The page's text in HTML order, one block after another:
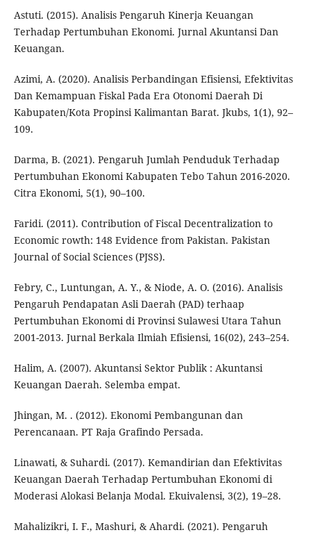
Astuti. (2015). Analisis Pengaruh Kinerja Keuangan
Terhadap Pertumbuhan Ekonomi. Jurnal Akuntansi Dan
Keuangan.
Azimi, A. (2020). Analisis Perbandingan Efisiensi, Efektivitas
Dan Kemampuan Fiskal Pada Era Otonomi Daerah Di
Kabupaten/Kota Propinsi Kalimantan Barat. Jkubs, 1(1), 92–
109.
Darma, B. (2021). Pengaruh Jumlah Penduduk Terhadap
Pertumbuhan Ekonomi Kabupaten Tebo Tahun 2016-2020.
Citra Ekonomi, 5(1), 90–100.
Faridi. (2011). Contribution of Fiscal Decentralization to
Economic rowth: 148 Evidence from Pakistan. Pakistan
Journal of Social Sciences (PJSS).
Febry, C., Luntungan, A. Y., & Niode, A. O. (2016). Analisis
Pengaruh Pendapatan Asli Daerah (PAD) terhaap
Pertumbuhan Ekonomi di Provinsi Sulawesi Utara Tahun
2001-2013. Jurnal Berkala Ilmiah Efisiensi, 16(02), 243–254.
Halim, A. (2007). Akuntansi Sektor Publik : Akuntansi
Keuangan Daerah. Selemba empat.
Jhingan, M. . (2012). Ekonomi Pembangunan dan
Perencanaan. PT Raja Grafindo Persada.
Linawati, & Suhardi. (2017). Kemandirian dan Efektivitas
Keuangan Daerah Terhadap Pertumbuhan Ekonomi di
Moderasi Alokasi Belanja Modal. Ekuivalensi, 3(2), 19–28.
Mahalizikri, I. F., Mashuri, & Ahardi. (2021). Pengaruh